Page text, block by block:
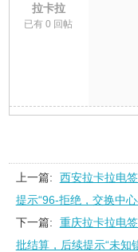
拉卡拉
已有 0 回帖
上一篇:
西安拉卡拉电
提示“96-拒绝，交换中
下一篇:
重庆拉卡拉电
批结算，后续提示“未知